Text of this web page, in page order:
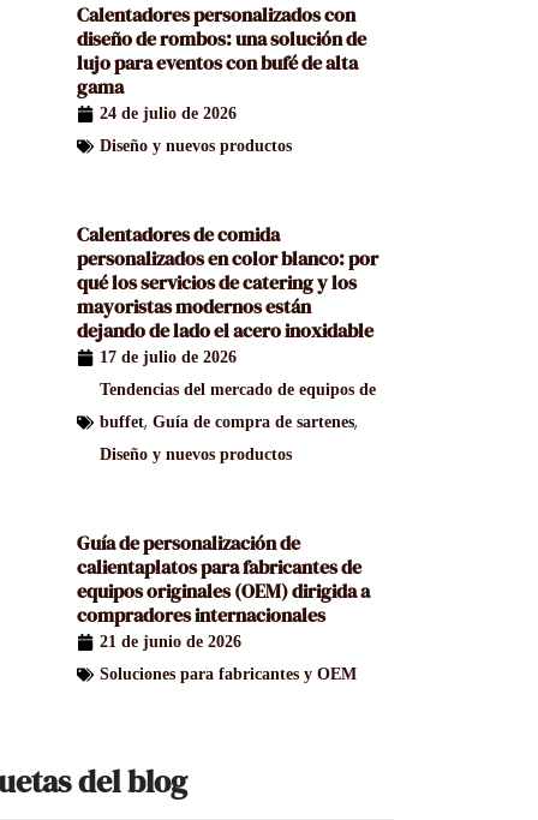
Calentadores personalizados con
diseño de rombos: una solución de
lujo para eventos con bufé de alta
gama
24 de julio de 2026
Diseño y nuevos productos
Calentadores de comida
personalizados en color blanco: por
qué los servicios de catering y los
mayoristas modernos están
dejando de lado el acero inoxidable
17 de julio de 2026
Tendencias del mercado de equipos de
buffet,Guía de compra de sartenes,
Diseño y nuevos productos
Guía de personalización de
calientaplatos para fabricantes de
equipos originales (OEM) dirigida a
compradores internacionales
21 de junio de 2026
Soluciones para fabricantes y OEM
del blog